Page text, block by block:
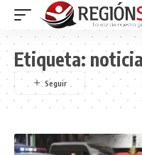
Etiqueta: